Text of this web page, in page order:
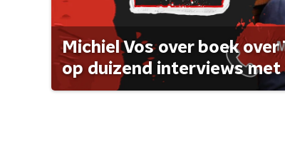
Michiel Vos over boek over
op duizend interviews met